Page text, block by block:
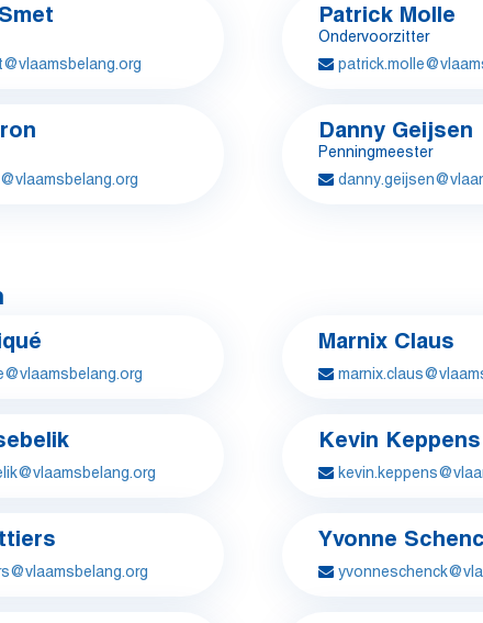
Patrick Molle
Ondervoorzitter
Danny Geijsen
Penningmeester
Marnix Claus
Kevin Keppens
Yvonne